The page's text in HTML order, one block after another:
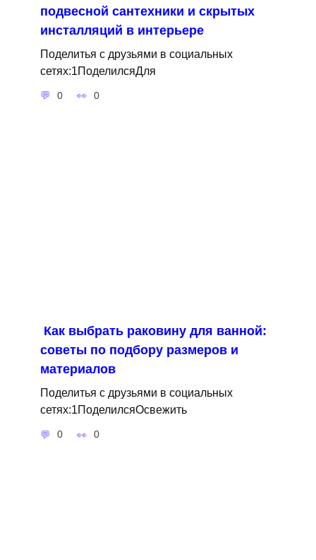
подвесной сантехники и скрытых
инсталляций в интерьере
Поделитья с друзьями в социальных
сетях:1ПоделилсяДля
0 0
Как выбрать раковину для ванной:
советы по подбору размеров и
материалов
Поделитья с друзьями в социальных
сетях:1ПоделилсяОсвежить
0 0